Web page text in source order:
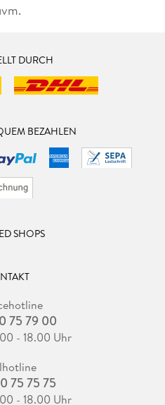
DURCH
BEZAHLEN
SHOPS
75 79 00
- 18.00 Uhr
75 75 75
- 18.00 Uhr